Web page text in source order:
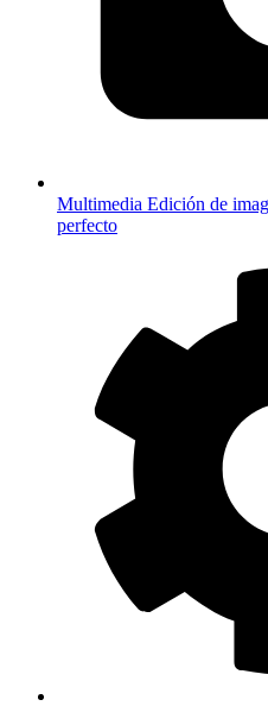
Multimedia Edición de
perfecto